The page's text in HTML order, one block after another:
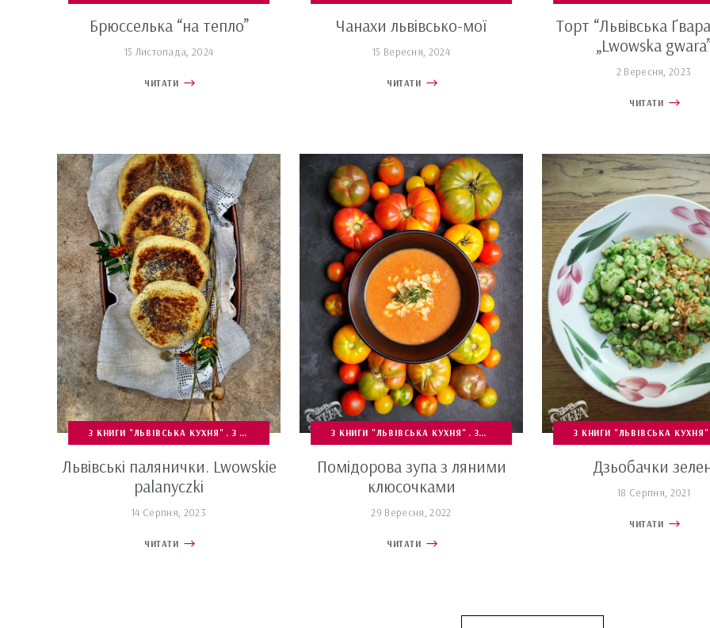
Брюсселька “на тепло”
15 Листопада, 2024
ЧИТАТИ
Чанахи львівсько-мої
15 Вересня, 2024
ЧИТАТИ
Торт “Львівська
„Lwowska
2 Вересня, 2023
ЧИТАТИ
З КНИГИ "ЛЬВІВСЬКА КУХНЯ" З КНИЖОК ТА ПРОЄКТІВ ПЕРЕПИСИ СТРАВИ З ТІСТА ТА КРУП
Львівські палянички. Lwowskie
palanyczki
14 Серпня, 2023
ЧИТАТИ
З КНИГИ "ЛЬВІВСЬКА КУХНЯ" ЗУПИ, РОСОЛИ ТА ЮШКИ ПЕРЕПИСИ ПЕРШІ
Помідорова зупа з ляними
клюсочками
29 Вересня, 2022
ЧИТАТИ
З КНИГИ "ЛЬВІВСЬКА КУХНЯ"
Дзьобачки
18 Серпня, 2021
ЧИТАТИ